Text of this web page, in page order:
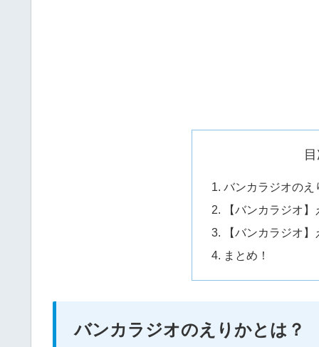
バンカラジオのえ
【バンカラジオ
【バンカラジオ
まとめ！
バンカラジオのえりかとは？